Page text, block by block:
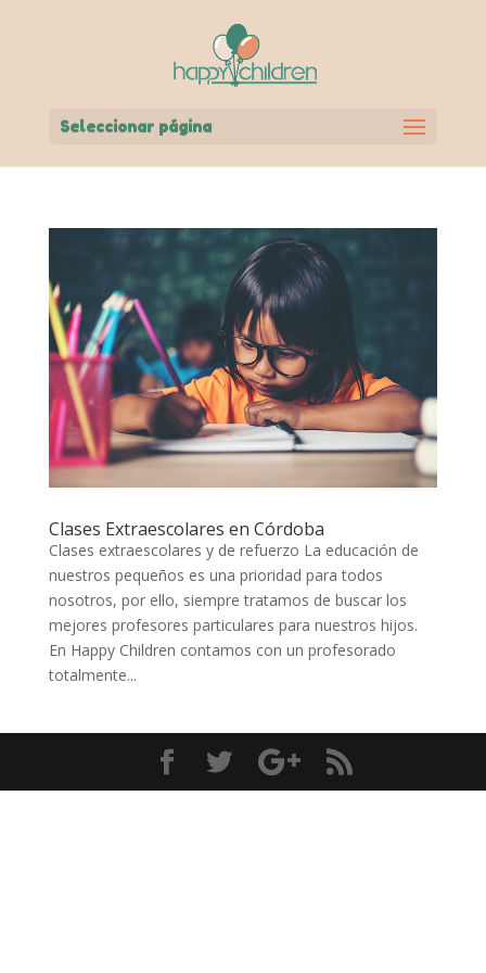
Seleccionar página
Clases Extraescolares en Córdoba
Clases extraescolares y de refuerzo La educación de
nuestros pequeños es una prioridad para todos
nosotros, por ello, siempre tratamos de buscar los
mejores profesores particulares para nuestros hijos.
En Happy Children contamos con un profesorado
totalmente...